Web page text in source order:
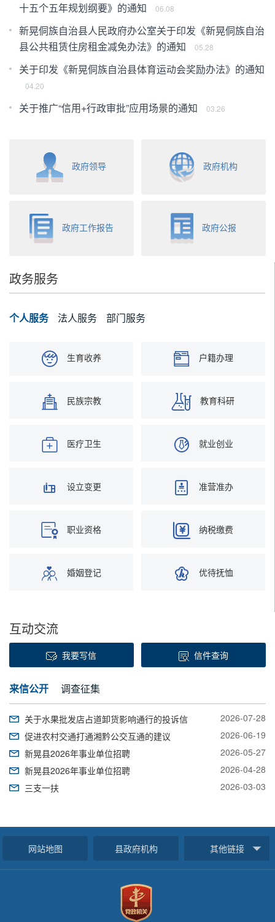
十五个五年规划纲要》的通知
06.08
新晃侗族自治县人民政府办公室关于印发《新晃侗族自治
县公共租赁住房租金减免办法》的通知
05.28
关于印发《新晃侗族自治县体育运动会奖励办法》的通知
04.20
关于推广“信用+行政审批”应用场景的通知 03.26
政府领导 政府机构
政府工作报告 政府公报
政务服务
个人服务 法人服务 部门服务
生育收养 户籍办理
民族宗教 教育科研
医疗卫生 就业创业
设立变更 准营准办
职业资格 纳税缴费
婚姻登记 优待抚恤
互动交流
我要写信 信件查询
来信公开 调查征集
关于水果批发店占道卸货影响通行的投诉信
2026-07-28
促进农村交通打通湘黔公交互通的建议
2026-06-19
新晃县2026年事业单位招聘
2026-05-27
新晃县2026年事业单位招聘
2026-04-28
三支一扶
2026-03-03
网站地图 县政府机构 其他链接